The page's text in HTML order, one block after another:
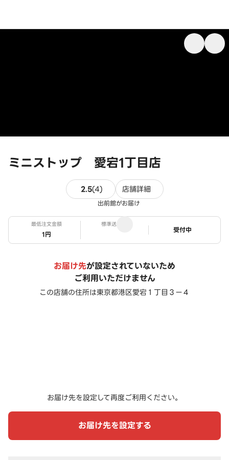
ミニストップ 愛宕1丁目店
2.5(4)4件のレビュー
店舗詳細
出前館がお届け
最低注文金額
1円
標準送料
ステータス
受付中
お届け先が設定されていないため
ご利用いただけません
この店舗の住所は東京都港区愛宕１丁目３ー４
お届け先を設定して再度ご利用ください。
お届け先を設定する